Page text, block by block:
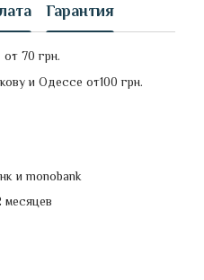
Гарантия
70 грн.
и Одессе от100 грн.
и monobank
месяцев